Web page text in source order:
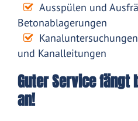
Ausspülen und
Betonablagerungen
und Kanalleitungen
Guter Service fängt
an!